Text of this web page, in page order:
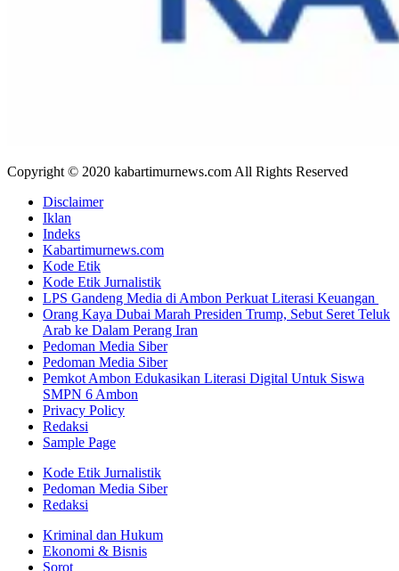
Copyright © 2020 kabartimurnews.com All Rights Reserved
Disclaimer
Iklan
Indeks
Kabartimurnews.com
Kode Etik
Kode Etik Jurnalistik
LPS Gandeng Media di Ambon Perkuat Literasi Keuangan
Orang Kaya Dubai Marah Presiden Trump, Sebut Seret Teluk
Arab ke Dalam Perang Iran
Pedoman Media Siber
Pedoman Media Siber
Pemkot Ambon Edukasikan Literasi Digital Untuk Siswa
SMPN 6 Ambon
Privacy Policy
Redaksi
Sample Page
Kode Etik Jurnalistik
Pedoman Media Siber
Redaksi
Kriminal dan Hukum
Ekonomi & Bisnis
Sorot